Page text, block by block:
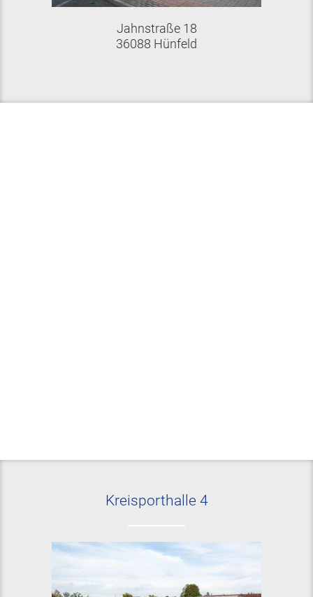
Jahnstraße 18
36088 Hünfeld
Kreisporthalle 4